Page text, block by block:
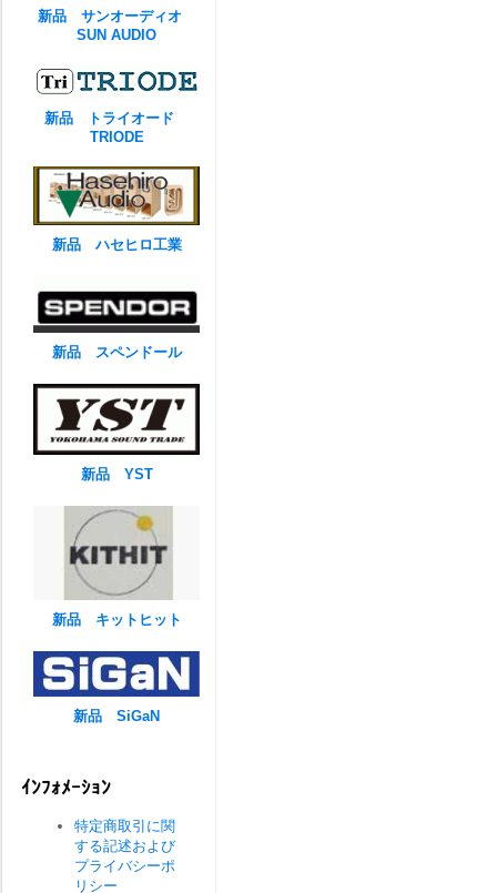
新品 サンオーディオ
SUN AUDIO
新品 トライオード
TRIODE
新品 ハセヒロ工業
新品 スペンドール
新品 YST
新品 キットヒット
新品 SiGaN
ｲﾝﾌｫﾒｰｼｮﾝ
特定商取引に関
する記述および
プライバシーポ
リシー